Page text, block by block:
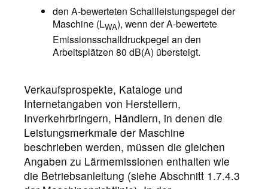
den A-bewerteten Schallleistungspegel der
Maschine (LWA), wenn der A-bewertete
Emissionsschalldruckpegel an den
Arbeitsplätzen 80 dB(A) übersteigt.
Verkaufsprospekte, Kataloge und
Internetangaben von Herstellern,
Inverkehrbringern, Händlern, in denen die
Leistungsmerkmale der Maschine
beschrieben werden, müssen die gleichen
Angaben zu Lärmemissionen enthalten wie
die Betriebsanleitung (siehe Abschnitt 1.7.4.3